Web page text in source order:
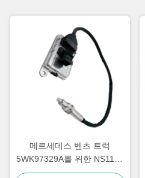
메르세데스 벤츠 트럭
5WK97329A를 위한 NS1103
24V 엔진 nox 센서